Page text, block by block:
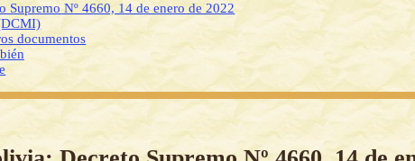
Supremo Nº 4660, 14 de enero de 2022
documentos